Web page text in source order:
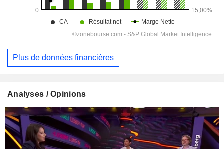
Plus de données financières
Analyses / Opinions